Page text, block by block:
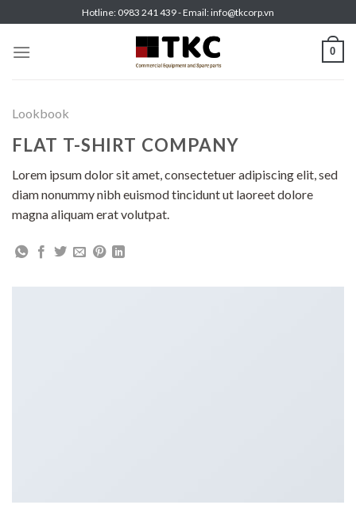
to
content
Hotline: 0983 241 439 - Email: info@tkcorp.vn
0
Lookbook
FLAT T-SHIRT COMPANY
Lorem ipsum dolor sit amet, consectetuer adipiscing elit, sed
diam nonummy nibh euismod tincidunt ut laoreet dolore
magna aliquam erat volutpat.